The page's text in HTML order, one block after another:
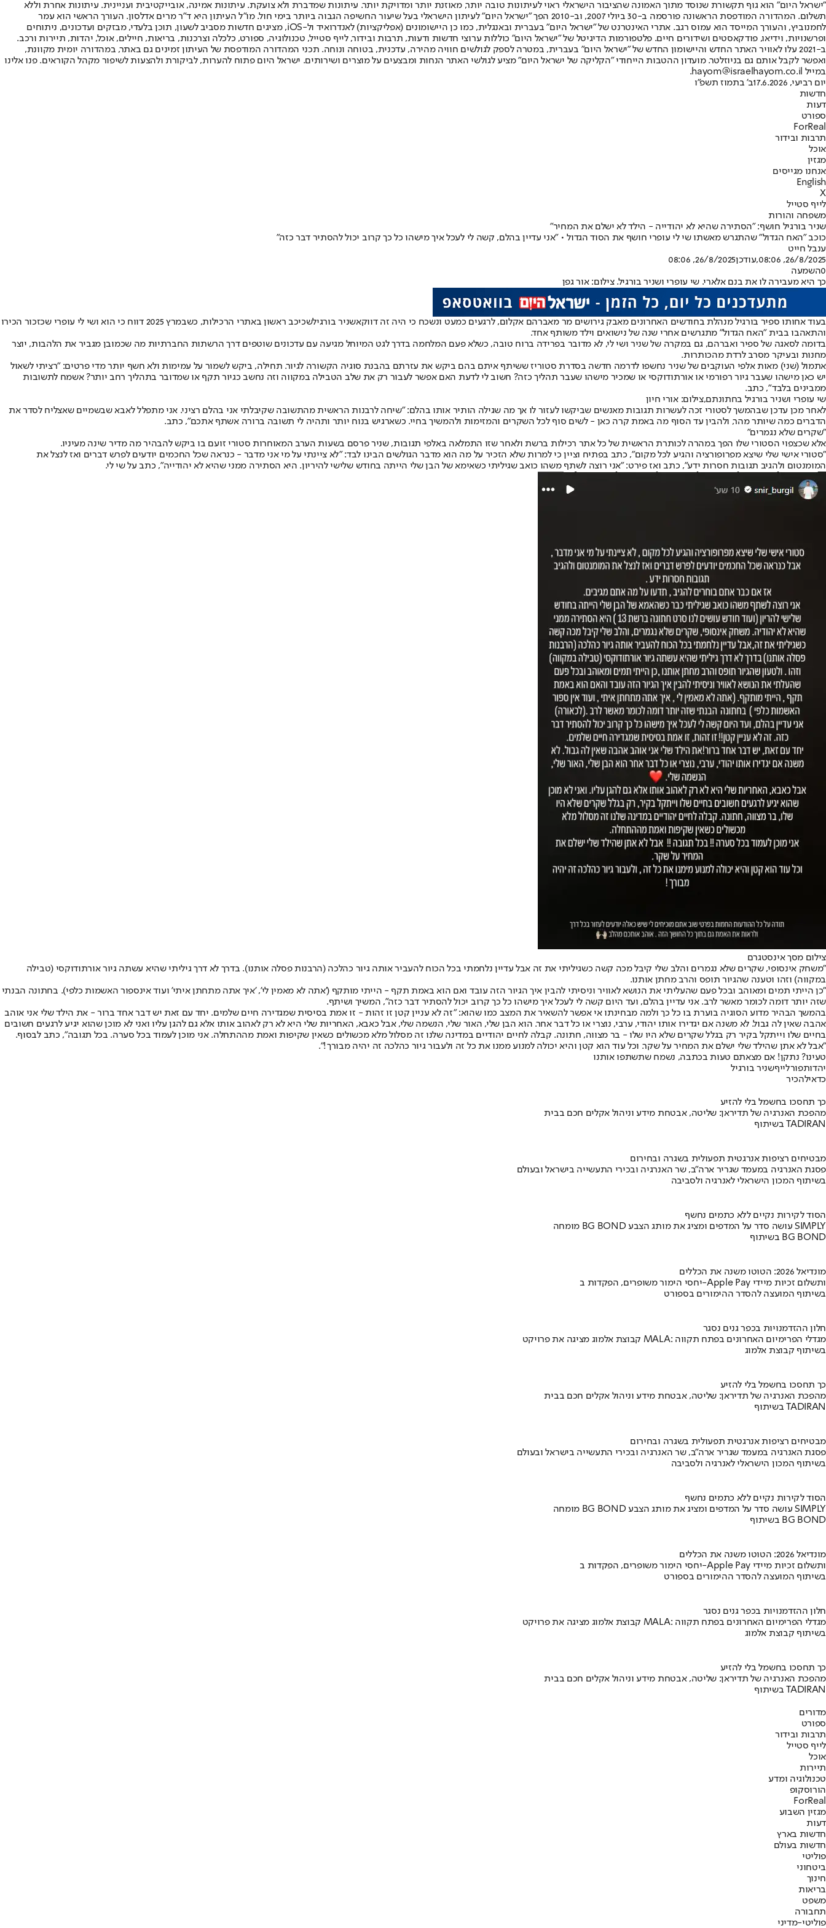
"ישראל היום" הוא גוף תקשורת שנוסד מתוך האמונה שהציבור הישראלי ראוי לעיתונות טובה יותר, מאוזנת יותר ומדויקת יותר. עיתונות שמדברת ולא צועקת. עיתונות אמינה, אובייקטיבית ועניינית. עיתונות אחרת וללא
תשלום. המהדורה המודפסת הראשונה פורסמה ב-30 ביולי 2007, וב-2010 הפך "ישראל היום" לעיתון הישראלי בעל שיעור החשיפה הגבוה ביותר בימי חול. מו"ל העיתון היא ד"ר מרים אדלסון. העורך הראשי הוא עמר
לחמנוביץ, והעורך המייסד הוא עמוס רגב. אתרי האינטרנט של "ישראל היום" בעברית ובאנגלית, כמו כן היישומונים (אפליקציות) לאנדרואיד ול-iOS, מציגים חדשות מסביב לשעון, תוכן בלעדי, מבזקים ועדכונים, ניתוחים
ופרשנויות, וידיאו, פודקאסטים ושידורים חיים. פלטפורמות הדיגיטל של "ישראל היום" כוללות ערוצי חדשות ודעות, תרבות ובידור, לייף סטייל, טכנולוגיה, ספורט, כלכלה וצרכנות, בריאות, חיילים, אוכל, יהדות, תיירות ורכב.
ב-2021 עלו לאוויר האתר החדש והיישומון החדש של "ישראל היום" בעברית, במטרה לספק לגולשים חוויה מהירה, עדכנית, בטוחה ונוחה. תכני המהדורה המודפסת של העיתון זמינים גם באתר, במהדורה יומית מקוונת,
ואפשר לקבל אותם גם בניוזלטר. מועדון ההטבות הייחודי "הקליקה של ישראל היום" מציע לגולשי האתר הנחות ומבצעים על מוצרים ושירותים. ישראל היום פתוח להערות, לביקורת ולהצעות לשיפור מקהל הקוראים. פנו אלינו
במייל hayom@israelhayom.co.il.
יום רביעי, 17.6.2026
ב' בתמוז תשפ"ו
חדשות
דעות
ספורט
ForReal
תרבות ובידור
אוכל
מגזין
אנחנו מגייסים
English
X
לייף סטייל
משפחה והורות
שניר בורגיל חושף: "הסתירה שהיא לא יהודייה - הילד לא ישלם את המחיר"
כוכב "האח הגדול" שהתגרש מאשתו שי לי עופרי חושף את הסוד הגדול • "אני עדיין בהלם, קשה לי לעכל איך מישהו כל כך קרוב יכול להסתיר דבר כזה"
ענבל חייט
26/8/2025, 08:06
,עודכן26/8/2025, 08:06
0השמעה
כך היא מעבירה לו את בנם אלארי. שי עופרי ושניר בורגיל. צילום: אור גפן
בעוד אחותו ספיר בורגיל מנהלת בחודשים האחרונים מאבק גירושים מר מאברהם אקלום, לרגעים כמעט ונשכח כי היה זה דווקאשניר בורגיל
שכיכב ראשון באתרי הרכילות, כשבמרץ 2025 דווח כי הוא ושי לי עופרי שכזכור הכירו
והתאהבו בבית "האח הגדול" מתגרשים אחרי שנה של נישואים וילד משותף אחד.
בדומה לסאגה של ספיר ואברהם, גם במקרה של שניר ושי לי, לא מדובר בפרידה ברוח טובה, כשלא פעם המלחמה בדרך לגט המיוחל מגיעה עם עדכונים שוטפים דרך הרשתות החברתיות מה שכמובן מגביר את הלהבות, יוצר
מחנות ובעיקר מסרב לרדת מהכותרות.
אתמול (שני) מאות אלפי העוקבים של שניר נחשפו לדרמה חדשה בסדרת סטוריז ששיתף איתם בהם ביקש את עזרתם בהבנת סוגיה הקשורה לגיור. תחילה, ביקש לשמור על עמימות ולא חשף יותר מדי פרטים: "רציתי לשאול
יש כאן מישהו שעבר גיור רפורמי או אורתודוקסי או שמכיר מישהו שעבר תהליך כזה? חשוב לי לדעת האם אפשר לעבור רק את שלב הטבילה במקווה וזה נחשב כגיור תקף או שמדובר בתהליך רחב יותר? אשמח לתשובות
ממבינים בלבד", כתב.
שי עופרי ושניר בורגיל בחתונתם,צילום: אורי חיון
לאחר מכן עדכן שבהמשך לסטורי זכה לעשרות תגובות מאנשים שביקשו לעזור לו אך מה שגילה הותיר אותו בהלם: "שיחה לרבנות הראשית מהתשובה שקיבלתי אני בהלם רציני. אני מתפלל לאבא שבשמיים שאצליח לסדר את
הדברים כמה שיותר מהר, ולהבין עד הסוף מה באמת קרה כאן - לשים סוף לכל השקרים והמזימות ולהמשיך בחיי. כשארגיש בנוח יותר ותהיה לי תשובה ברורה אשתף אתכם", כתב.
"שקרים שלא נגמרים"
אלא שכצפוי הסטורי שלו הפך במהרה לכותרת הראשית של כל אתר רכילות ברשת ולאחר שזו התמלאה באלפי תגובות, שניר פרסם בשעות הערב המאוחרות סטורי זועם בו ביקש להבהיר מה מדיר שינה מעיניו.
"סטורי אישי שלי שיצא מפרופורציה והגיע לכל מקום", כתב בפתיח וציין כי למרות שלא הזכיר על מה הוא מדבר הגולשים הבינו לבד: "לא ציינתי על מי אני מדבר - כנראה שכל החכמים יודעים לפרש דברים ואז לנצל את
המומנטום ולהגיב תגובות חסרות ידע", כתב ואז פירט: "אני רוצה לשתף משהו כואב שגיליתי כשאימא של הבן שלי הייתה בחודש שלישי להיריון. היא הסתירה ממני שהיא לא יהודייה", כתב על שי לי.
צילום מסך אינסטגרם
"משחק אינסופי, שקרים שלא נגמרים והלב שלי קיבל מכה קשה כשגיליתי את זה אבל עדיין נלחמתי בכל הכוח להעביר אותה גיור כהלכה (הרבנות פסלה אותנו). בדרך לא דרך גיליתי שהיא עשתה גיור אורתודוקסי (טבילה
במקווה) וזהו וטענה שהגיור תופס והרב מחתן אותנו.
"כן הייתי תמים ומאוהב ובכל פעם שהעליתי את הנושא לאוויר וניסיתי להבין איך הגיור הזה עובד ואם הוא באמת תקף - הייתי מותקף ('אתה לא מאמין לי', 'איך אתה מתחתן איתי' ועוד אינספור האשמות כלפי). בחתונה הבנתי
שזה יותר דומה לכומר מאשר לרב. אני עדיין בהלם, ועד היום קשה לי לעכל איך מישהו כל כך קרוב יכול להסתיר דבר כזה", המשיך ושיתף.
בהמשך הבהיר מדוע הסוגיה בוערת בו כל כך ולמה מבחינתו אי אפשר להשאיר את המצב כמו שהוא: "זה לא עניין קטן זו זהות - זו אמת בסיסית שמגדירה חיים שלמים. יחד עם זאת יש דבר אחד ברור - את הילד שלי אני אוהב
אהבה שאין לה גבול. לא משנה אם יגדירו אותו יהודי, ערבי, נוצרי או כל דבר אחר. הוא הבן שלי, האור שלי, הנשמה שלי, אבל כאבא, האחריות שלי היא לא רק לאהוב אותו אלא גם להגן עליו ואני לא מוכן שהוא יגיע לרגעים חשובים
בחיים שלו וייתקל בקיר רק בגלל שקרים שלא היו שלו - בר מצווה, חתונה. קבלה לחיים יהודיים במדינה שלנו זה מסלול מלא מכשולים כשאין שקיפות ואמת מההתחלה. אני מוכן לעמוד בכל סערה. בכל תגובה", כתב לבסוף.
"אבל לא אתן שהילד שלי ישלם את המחיר על שקר. וכל עוד הוא קטן והיא יכולה למנוע ממנו את כל זה ולעבור גיור כהלכה זה יהיה מבורך!".
טעינו? נתקן! אם מצאתם טעות בכתבה, נשמח שתשתפו אותנו
יהדותפורלייףשניר בורגיל
כדאילהכיר
כך תחסכו בחשמל בלי להזיע
מהפכת האנרגיה של תדיראן: שליטה, אבטחת מידע וניהול אקלים חכם בבית
בשיתוף TADIRAN
מבטיחים רציפות אנרגטית תפעולית בשגרה ובחירום
פסגת האנרגיה במעמד שגריר ארה"ב, שר האנרגיה ובכירי התעשייה בישראל ובעולם
בשיתוף המכון הישראלי לאנרגיה ולסביבה
הסוד לקירות נקיים ללא כתמים נחשף
מומחה BG BOND עושה סדר על המדפים ומציג את מותג הצבע SIMPLY
בשיתוף BG BOND
מונדיאל 2026: הטוטו משנה את הכללים
יחסי הימור משופרים, הפקדות ב-Apple Pay ותשלום זכיות מיידי
בשיתוף המועצה להסדר ההימורים בספורט
חלון ההזדמנויות בכפר גנים נסגר
קבוצת אלמוג מציגה את פרויקט MALA: מגדלי הפרימיום האחרונים בפתח תקווה
בשיתוף קבוצת אלמוג
כך תחסכו בחשמל בלי להזיע
מהפכת האנרגיה של תדיראן: שליטה, אבטחת מידע וניהול אקלים חכם בבית
בשיתוף TADIRAN
מבטיחים רציפות אנרגטית תפעולית בשגרה ובחירום
פסגת האנרגיה במעמד שגריר ארה"ב, שר האנרגיה ובכירי התעשייה בישראל ובעולם
בשיתוף המכון הישראלי לאנרגיה ולסביבה
הסוד לקירות נקיים ללא כתמים נחשף
מומחה BG BOND עושה סדר על המדפים ומציג את מותג הצבע SIMPLY
בשיתוף BG BOND
מונדיאל 2026: הטוטו משנה את הכללים
יחסי הימור משופרים, הפקדות ב-Apple Pay ותשלום זכיות מיידי
בשיתוף המועצה להסדר ההימורים בספורט
חלון ההזדמנויות בכפר גנים נסגר
קבוצת אלמוג מציגה את פרויקט MALA: מגדלי הפרימיום האחרונים בפתח תקווה
בשיתוף קבוצת אלמוג
כך תחסכו בחשמל בלי להזיע
מהפכת האנרגיה של תדיראן: שליטה, אבטחת מידע וניהול אקלים חכם בבית
בשיתוף TADIRAN
מדורים
ספורט
תרבות ובידור
לייף סטייל
אוכל
תיירות
טכנולוגיה ומדע
הורוסקופ
ForReal
מגזין השבוע
דעות
חדשות בארץ
חדשות בעולם
פוליטי
ביטחוני
חינוך
בריאות
משפט
תחבורה
פוליטי-מדיני